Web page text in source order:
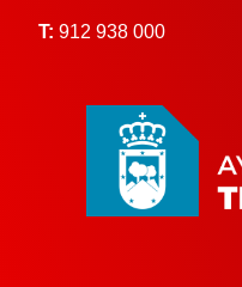
T: 912 938 000